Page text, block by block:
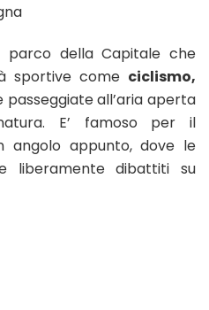
della Capitale che
sportive come ciclismo,
all’aria aperta
E’ famoso per il
angolo appunto, dove le
liberamente dibattiti su